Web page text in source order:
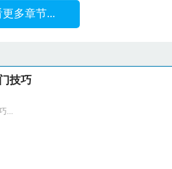
更多章节...
技巧
...